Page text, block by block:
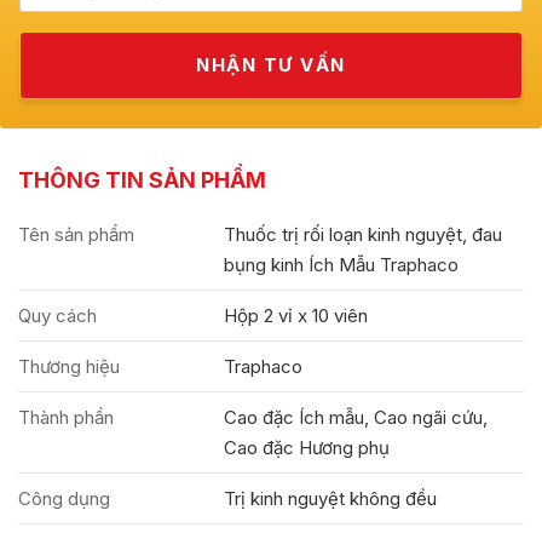
THÔNG TIN SẢN PHẨM
Tên sản phẩm
Thuốc trị rối loạn kinh nguyệt, đau
bụng kinh Ích Mẫu Traphaco
Quy cách Hộp 2 vỉ x 10 viên
Thương hiệu Traphaco
Thành phần
Cao đặc Ích mẫu, Cao ngãi cứu,
Cao đặc Hương phụ
Công dụng Trị kinh nguyệt không đều